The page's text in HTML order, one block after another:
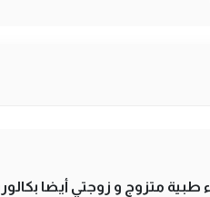
طبية متزوج و زوجتي أيضا